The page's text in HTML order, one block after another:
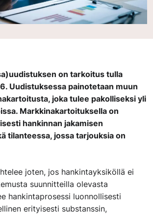
on tarkoitus tulla
Uudistuksessa painotetaan muun
joka tulee pakolliseksi yli
Markkinakartoituksella on
hankinnan jakamisen
tilanteessa, jossa tarjouksia on
joten, jos hankintayksiköllä ei
suunnitteilla olevasta
hankintaprosessi luonnollisesti
erityisesti substanssin,